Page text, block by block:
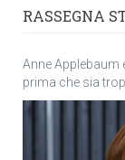
RASSEGNA
Anne Applebaum
prima che sia